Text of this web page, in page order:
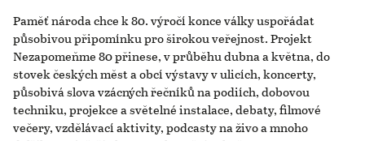
Paměť národa chce k 80. výročí konce války uspořádat
působivou připomínku pro širokou veřejnost. Projekt
Nezapomeňme 80 přinese, v průběhu dubna a května, do
stovek českých měst a obcí výstavy v ulicích, koncerty,
působivá slova vzácných řečníků na podiích, dobovou
techniku, projekce a světelné instalace, debaty, filmové
večery, vzdělávací aktivity, podcasty na živo a mnoho